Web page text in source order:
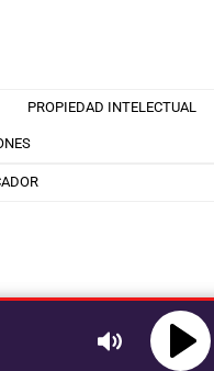
PROPIEDAD INTELECTUAL